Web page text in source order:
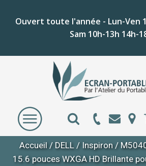
Ouvert toute l'année - Lun-Ven
Sam 10h-13h 14h-
Accueil/ DELL / Inspiron/
15.6 pouces WXGA HD Brillante